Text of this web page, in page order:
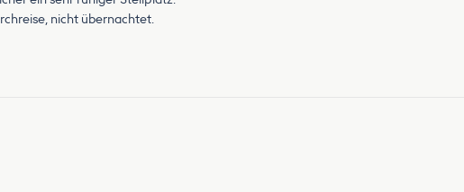
nicht übernachtet.